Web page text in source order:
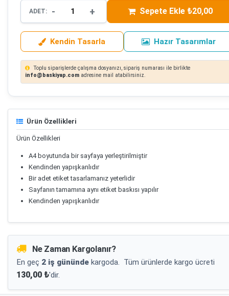
ADET: - + Sepete Ekle ₺20,00
Kendin Tasarla Hazır Tasarımlar
Toplu siparişlerde çalışma dosyanızı, sipariş numarası ile birlikte
info@baskiyap.com adresine mail atabilirsiniz.
Ürün Özellikleri
Ürün Özellikleri
A4 boyutunda bir sayfaya yerleştirilmiştir
Kendinden yapışkanlıdır
Bir adet etiket tasarlamanız yeterlidir
Sayfanın tamamına aynı etiket baskısı yapılır
Kendinden yapışkanlıdır
Ne Zaman Kargolanır?
En geç 2 iş gününde kargoda. Tüm ürünlerde kargo ücreti
130,00 ₺'dir.